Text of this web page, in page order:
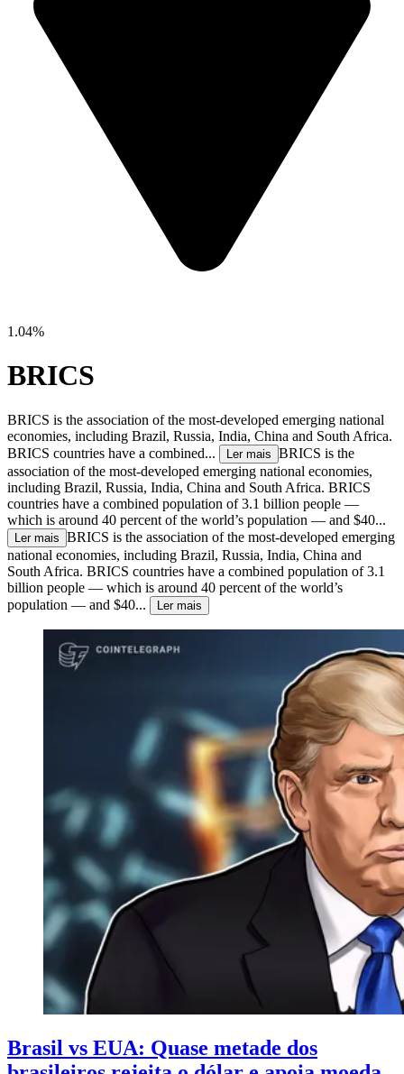
1.04%
BRICS
BRICS is the association of the most-developed emerging national
economies, including Brazil, Russia, India, China and South Africa.
BRICS countries have a combined...
Ler mais BRICS is the
association of the most-developed emerging national economies,
including Brazil, Russia, India, China and South Africa. BRICS
countries have a combined population of 3.1 billion people —
which is around 40 percent of the world’s population — and $40...
Ler mais BRICS is the association of the most-developed emerging
national economies, including Brazil, Russia, India, China and
South Africa. BRICS countries have a combined population of 3.1
billion people — which is around 40 percent of the world’s
population — and $40...
Ler mais
Brasil vs EUA: Quase metade dos